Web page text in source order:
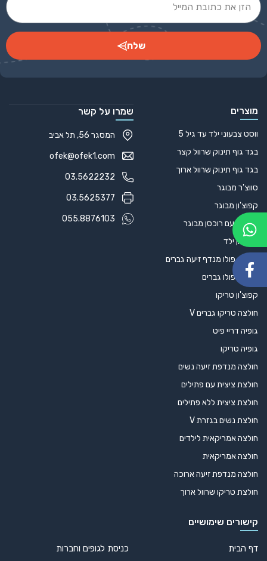
שלח
מוצרים
ווסט צבעוני ילד עד גיל 5
בגד גוף תינוק שרוול קצר
בגד גוף תינוק שרוול ארוך
סווצ'ר מבוגר
קפוצ'ון מבוגר
קפוצ'ון עם רוכסן מבוגר
קפוצ'ון ילד
חולצת פולו מנדף זיעה גברים
חולצת פולו גברים
קפוצ'ון טריקו
חולצה טריקו גברים V
גופיה דריי פיט
גופיה טריקו
חולצה מנדפת זיעה נשים
חולצת ציצית עם פתילים
חולצת ציצית ללא פתילים
חולצת נשים בגזרת V
חולצה אמריקאית לילדים
חולצה אמריקאית
חולצה מנדפת זיעה ארוכה
חולצת טריקו שרוול ארוך
קישורים שימושיים
דף הבית כניסת לגופים וחברות
שמרו על קשר
המסגר 56, תל אביב
ofek@ofek1.com
03.5622232
03.5625377
055.8876103